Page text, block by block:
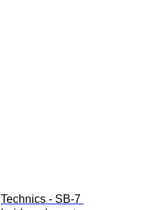
Technics - SB-7